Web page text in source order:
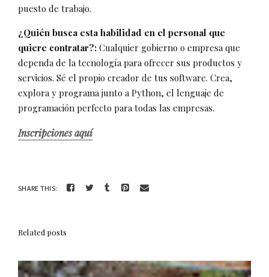
puesto de trabajo.
¿Quién busca esta habilidad en el personal que
quiere contratar?: Cualquier gobierno o empresa que
dependa de la tecnología para ofrecer sus productos y
servicios. Sé el propio creador de tus software. Crea,
explora y programa junto a Python, el lenguaje de
programación perfecto para todas las empresas.
Inscripciones aquí
SHARE THIS:
Related posts